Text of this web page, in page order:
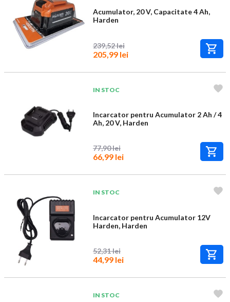
Acumulator, 20 V, Capacitate 4 Ah,
Harden
239,52 lei
205,99 lei
IN STOC
Incarcator pentru Acumulator 2 Ah / 4
Ah, 20 V, Harden
77,90 lei
66,99 lei
IN STOC
Incarcator pentru Acumulator 12V
Harden, Harden
52,31 lei
44,99 lei
IN STOC